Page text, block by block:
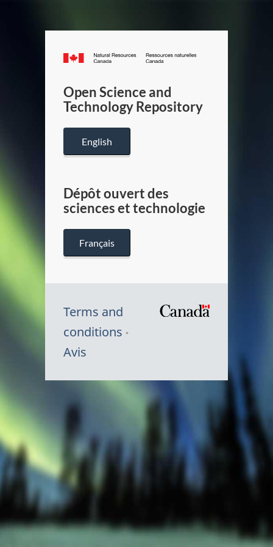
Canada.ca
/
Canada
Open Science and
Technology Repository
English
Dépôt ouvert des
sciences et technologie
Français
Terms and
conditions
Avis
Canada